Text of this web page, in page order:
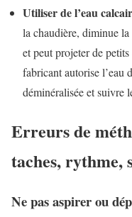
Utiliser de l’eau
la chaudière, diminue
et peut projeter de
fabricant autorise l’eau
déminéralisée et suivre
Erreurs de
taches, rythme,
Ne pas aspirer ou